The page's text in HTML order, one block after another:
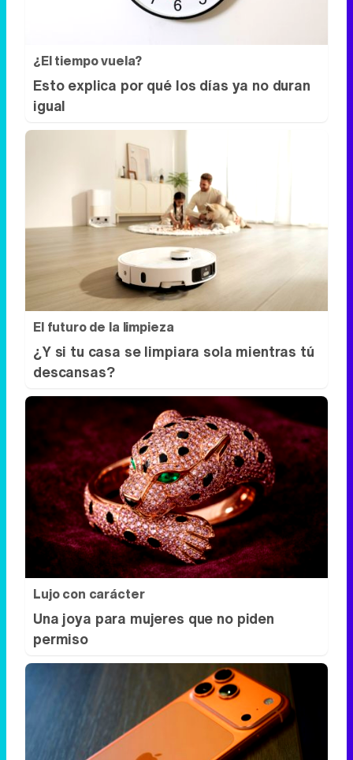
¿El tiempo vuela?
Esto explica por qué los días ya no duran
igual
El futuro de la limpieza
¿Y si tu casa se limpiara sola mientras tú
descansas?
Lujo con carácter
Una joya para mujeres que no piden
permiso